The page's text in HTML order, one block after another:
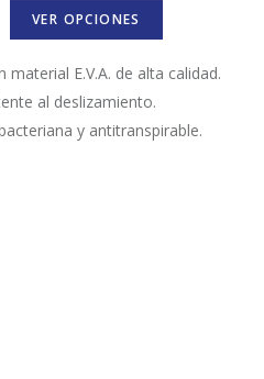
VER OPCIONES
material E.V.A. de alta calidad.
al deslizamiento.
y antitranspirable.